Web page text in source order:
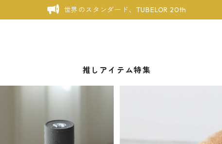
世界のスタンダード、TUBELOR 20th
推しアイテム特集